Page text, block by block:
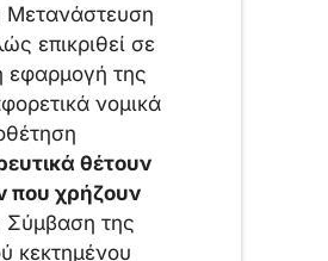
Μετανάστευση
επικριθεί σε
εφαρμογή της
νομικά
θέτουν
που χρήζουν
Σύμβαση της
κεκτημένου